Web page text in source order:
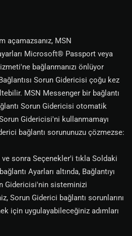
açamazsanız, MSN
Microsoft® Passport veya
bağlanmanızı önlüyor
Sorun Gidericisi çoğu kez
MSN Messenger bir bağlantı
Sorun Gidericisi otomatik
Gidericisi'ni kullanmamayı
bağlantı sorununuzu çözmezse:
sonra Seçenekler'i tıkla Soldaki
Ayarları altında, Bağlantıyı
Gidericisi'nin sisteminizi
Sorun Giderici bağlantı sorunlarını
için uygulayabileceğiniz adımları